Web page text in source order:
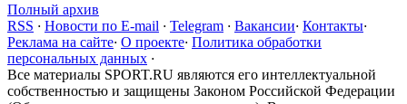
Полный архив
RSS · Новости по E-mail · Telegram · Вакансии· Контакты·
Реклама на сайте· О проекте· Политика обработки
персональных данных ·
Все материалы SPORT.RU являются его интеллектуальной
собственностью и защищены Законом Российской Федерации